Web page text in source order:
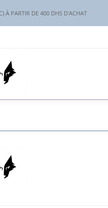
À PARTIR DE 400 DHS D'ACHAT